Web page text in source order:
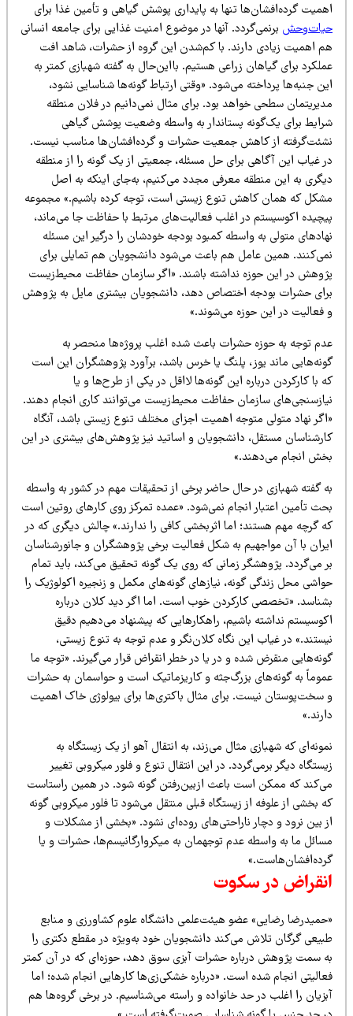
گرده‌افشان‌ها تنها به پایداری پوشش گیاهی و تأمین غذا برای
برنمی‌گردد. آنها در موضوع امنیت غذایی برای جامعه انسانی
اهمیت زیادی دارند. با کم‌شدن این گروه از حشرات، شاهد افت
برای گیاهان زراعی هستیم. بااین‌حال به گفته شهبازی کمتر به
جنبه‌ها پرداخته می‌شود. «وقتی ارتباط گونه‌ها شناسایی نشود،
سطحی خواهد بود. برای مثال نمی‌دانیم در فلان منطقه
برای یک‌گونه پستاندار به واسطه وضعیت پوشش گیاهی
از کاهش جمعیت حشرات و گرده‌افشان‌ها مناسب نیست.
غیاب این آگاهی برای حل مسئله، جمعیتی از یک گونه را از منطقه
به این منطقه معرفی مجدد می‌کنیم، به‌جای اینکه به اصل
که همان کاهش تنوع زیستی است، توجه کرده باشیم.» مجموعه
اکوسیستم در اغلب فعالیت‌های مرتبط با حفاظت جا می‌ماند،
متولی به واسطه کمبود بودجه خودشان را درگیر این مسئله
همین عامل هم باعث می‌شود دانشجویان هم تمایلی برای
در این حوزه نداشته باشند. «اگر سازمان حفاظت محیط‌زیست
حشرات بودجه اختصاص دهد، دانشجویان بیشتری مایل به پژوهش
فعالیت در این حوزه می‌شوند.»
توجه به حوزه حشرات باعث شده اغلب پروژه‌ها منحصر به
ماند یوز، پلنگ یا خرس باشد، برآورد پژوهشگران این است
با کارکردن درباره این گونه‌ها لااقل در یکی از طرح‌ها و یا
سازمان حفاظت محیط‌زیست می‌توانند کاری انجام دهند.
نهاد متولی متوجه اهمیت اجزای مختلف تنوع زیستی باشد، آنگاه
مستقل، دانشجویان و اساتید نیز پژوهش‌های بیشتری در این
انجام می‌دهند.»
گفته شهبازی در حال حاضر برخی از تحقیقات مهم در کشور به واسطه
تأمین اعتبار انجام نمی‌شود. «عمده تمرکز روی کارهای روتین است
گرچه مهم هستند؛ اما اثربخشی کافی را ندارند.» چالش دیگری که در
با آن مواجهیم به شکل فعالیت برخی پژوهشگران و جانورشناسان
می‌گردد. پژوهشگر زمانی که روی یک گونه تحقیق می‌کند، باید تمام
محل زندگی گونه، نیازهای گونه‌های مکمل و زنجیره اکولوژیک را
«تخصصی کارکردن خوب است. اما اگر دید کلان درباره
نداشته باشیم، راهکارهایی که پیشنهاد می‌دهیم دقیق
در غیاب این نگاه کلان‌نگر و عدم توجه به تنوع زیستی،
منقرض شده و در یا در خطر انقراض قرار می‌گیرند. «توجه ما
به گونه‌های بزرگ‌جثه و کاریزماتیک است و حواسمان به حشرات
سخت‌پوستان نیست. برای مثال باکتری‌ها برای بیولوژی خاک اهمیت
که شهبازی مثال می‌زند، به انتقال آهو از یک زیستگاه به
دیگر برمی‌گردد. در این انتقال تنوع و فلور میکروبی تغییر
که ممکن است باعث ازبین‌رفتن گونه شود. در همین راستاست
بخشی از علوفه از زیستگاه قبلی منتقل می‌شود تا فلور میکروبی گونه
بین نرود و دچار ناراحتی‌های روده‌ای نشود. «بخشی از مشکلات و
ما به واسطه عدم توجهمان به میکروارگانیسم‌ها، حشرات و یا
در سکوت
رضایی» عضو هیئت‌علمی دانشگاه علوم کشاورزی و منابع
گرگان تلاش می‌کند دانشجویان خود به‌ویژه در مقطع دکتری را
سمت پژوهش درباره حشرات آبزی سوق دهد، حوزه‌ای که در آن کمتر
انجام شده است. «درباره خشکی‌زی‌ها کارهایی انجام شده؛ اما
را اغلب در حد خانواده و راسته می‌شناسیم. در برخی گروه‌ها هم